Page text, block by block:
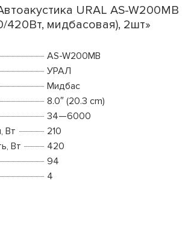
URAL AS-W200MB
420Вт, мидбасовая), 2шт»
AS-W200MB
УРАЛ
Мидбас
8.0″ (20.3 cm)
34—6000
Вт
210
Вт
420
94
4